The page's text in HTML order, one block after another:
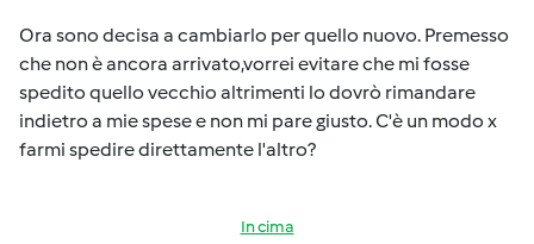
Ora sono decisa a cambiarlo per quello nuovo. Premesso
che non è ancora arrivato,vorrei evitare che mi fosse
spedito quello vecchio altrimenti lo dovrò rimandare
indietro a mie spese e non mi pare giusto. C'è un modo x
farmi spedire direttamente l'altro?
In cima